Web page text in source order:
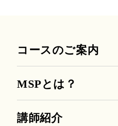
コースのご案内
MSPとは？
講師紹介